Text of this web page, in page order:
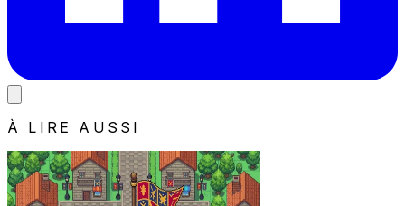
À LIRE AUSSI